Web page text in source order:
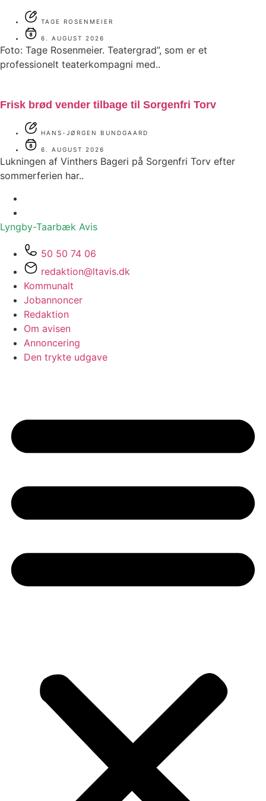
TAGE ROSENMEIER
6. AUGUST 2026
Foto: Tage Rosenmeier. Teatergrad”, som er et
professionelt teaterkompagni med..
Frisk brød vender tilbage til Sorgenfri Torv
HANS-JØRGEN BUNDGAARD
6. AUGUST 2026
Lukningen af Vinthers Bageri på Sorgenfri Torv efter
sommerferien har..
Lyngby-Taarbæk Avis
50 50 74 06
redaktion@ltavis.dk
Kommunalt
Jobannoncer
Redaktion
Om avisen
Annoncering
Den trykte udgave